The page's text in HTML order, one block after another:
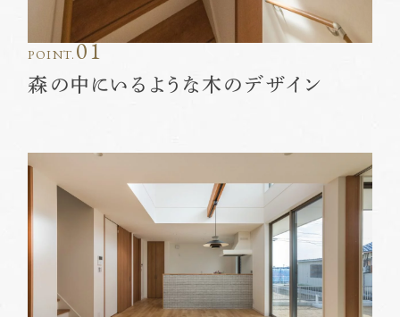
POINT.01
森の中にいるような木のデザイン